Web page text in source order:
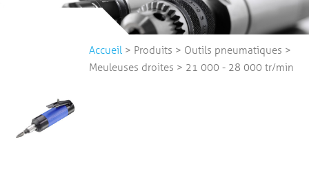
Accueil > Produits > Outils pneumatiques >
Meuleuses droites > 21 000 - 28 000 tr/min